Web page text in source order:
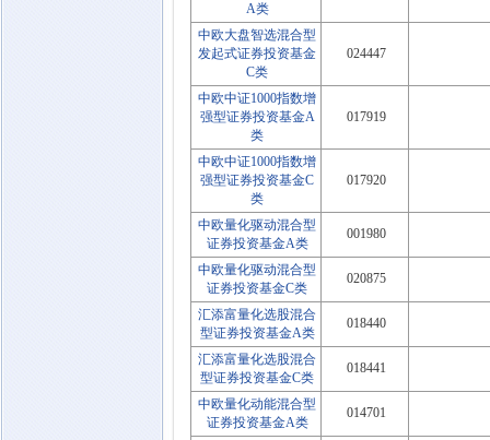
A类
中欧大盘智选混合型
发起式证券投资基金
C类
024447
中欧中证1000指数增
强型证券投资基金A
类
017919
中欧中证1000指数增
强型证券投资基金C
类
017920
中欧量化驱动混合型
证券投资基金A类
001980
中欧量化驱动混合型
证券投资基金C类
020875
汇添富量化选股混合
型证券投资基金A类
018440
汇添富量化选股混合
型证券投资基金C类
018441
中欧量化动能混合型
证券投资基金A类
014701